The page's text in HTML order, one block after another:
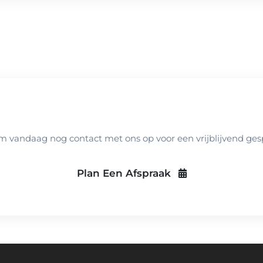
vandaag nog contact met ons op voor een vrijblijvend
Plan Een Afspraak